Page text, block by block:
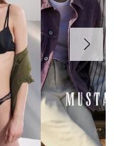
Weiter